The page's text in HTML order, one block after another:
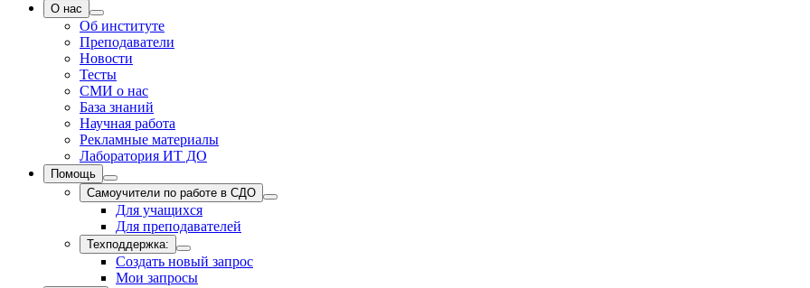
О нас
Об институте
Преподаватели
Новости
Тесты
СМИ о нас
База знаний
Научная работа
Рекламные материалы
Лаборатория ИТ ДО
Помощь
Самоучители по работе в СДО
Для учащихся
Для преподавателей
Техподдержка:
Создать новый запрос
Мои запросы